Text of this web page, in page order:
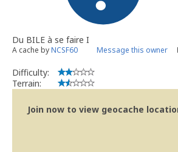
Du BILE à se faire I
A cache byNCSF60 Message this owner
Difficulty:
Terrain:
Join now to view geocache